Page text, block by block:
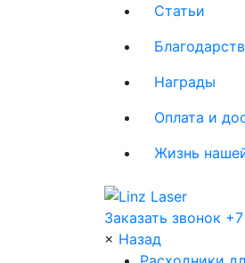
Статьи
Награды
Оплата и
Жизнь
Заказать звонок
× Назад